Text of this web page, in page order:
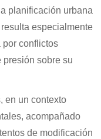
planificación urbana
especialmente
por conflictos
presión sobre su
en un contexto
acompañado
de modificación